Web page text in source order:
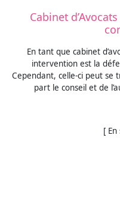
Cabinet
En tant que cabinet
intervention est la
Cependant, celle-ci peut se
part le conseil et de
[